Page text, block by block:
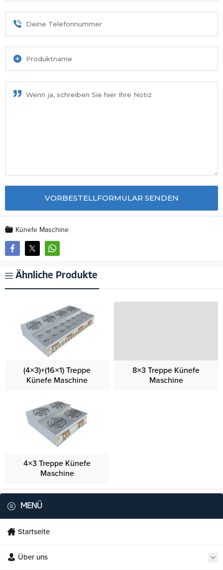
Künefe Maschine
Ähnliche Produkte
(4×3)+(16×1) Treppe
Künefe Maschine
8×3 Treppe Künefe
Maschine
4×3 Treppe Künefe
Maschine
MENÜ
Startseite
Über uns